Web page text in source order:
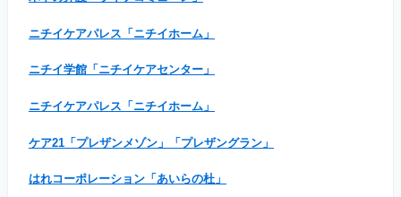
ニチイケアパレス「ニチイホーム」
ニチイ学館「ニチイケアセンター」
ニチイケアパレス「ニチイホーム」
ケア21「プレザンメゾン」「プレザングラン」
はれコーポレーション「あいらの杜」